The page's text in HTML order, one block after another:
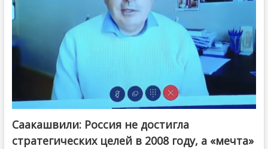
Саакашвили: Россия не достигла
стратегических целей в 2008 году, а «мечта»